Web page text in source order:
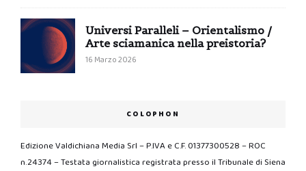
Universi Paralleli – Orientalismo /
Arte sciamanica nella preistoria?
16 Marzo 2026
COLOPHON
Edizione Valdichiana Media Srl – P.IVA e C.F. 01377300528 – ROC
n.24374 – Testata giornalistica registrata presso il Tribunale di Siena